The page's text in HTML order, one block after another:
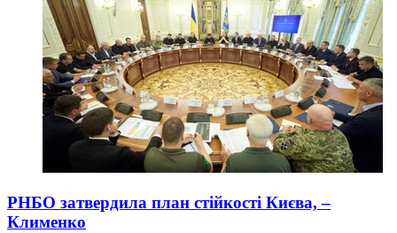
РНБО затвердила план стійкості Києва, –
Клименко